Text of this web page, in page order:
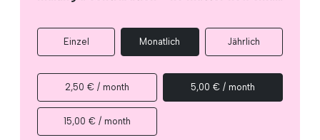
Einzel Monatlich Jährlich
2,50 € / month 5,00 € / month
15,00 € / month